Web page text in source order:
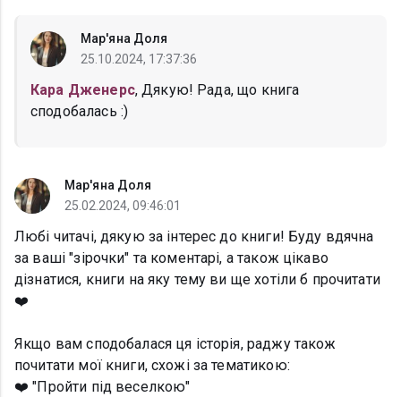
Мар'яна Доля
25.10.2024, 17:37:36
Кара Дженерс, Дякую! Рада, що книга
сподобалась :)
Мар'яна Доля
25.02.2024, 09:46:01
Любі читачі, дякую за інтерес до книги! Буду вдячна
за ваші "зірочки" та коментарі, а також цікаво
дізнатися, книги на яку тему ви ще хотіли б прочитати
❤️
Якщо вам сподобалася ця історія, раджу також
почитати мої книги, схожі за тематикою:
❤️ "Пройти під веселкою"